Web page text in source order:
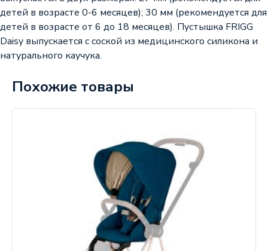
детей в возрасте 0-6 месяцев); 30 мм (рекомендуется для
детей в возрасте от 6 до 18 месяцев). Пустышка FRIGG
Daisy выпускается с соской из медицинского силикона и
натурального каучука.
Похожие товары